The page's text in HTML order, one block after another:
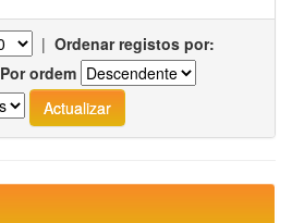
| Ordenar registos por:
Por ordem